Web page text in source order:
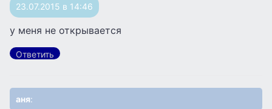
23.07.2015 в 14:46
у меня не открывается
Ответить
аня: